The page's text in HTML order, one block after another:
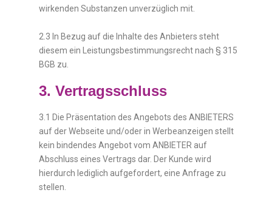
wirkenden Substanzen unverzüglich mit.
2.3 In Bezug auf die Inhalte des Anbieters steht
diesem ein Leistungsbestimmungsrecht nach § 315
BGB zu.
3. Vertragsschluss
3.1 Die Präsentation des Angebots des ANBIETERS
auf der Webseite und/oder in Werbeanzeigen stellt
kein bindendes Angebot vom ANBIETER auf
Abschluss eines Vertrags dar. Der Kunde wird
hierdurch lediglich aufgefordert, eine Anfrage zu
stellen.